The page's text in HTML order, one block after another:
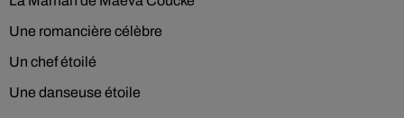
Une romancière célèbre
Un chef étoilé
Une danseuse étoile